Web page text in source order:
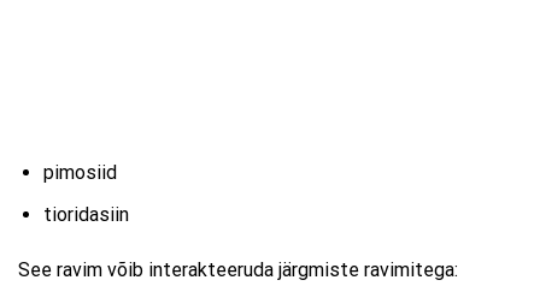
pimosiid
tioridasiin
See ravim võib interakteeruda järgmiste ravimitega: